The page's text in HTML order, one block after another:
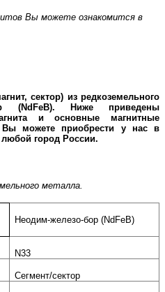
Вы можете ознакомится в
сектор) из редкоземельного
(NdFeB). Ниже приведены
и основные магнитные
Вы можете приобрести у нас в
любой город России.
металла.
Неодим-железо-бор (NdFeB)
N33
Сегмент/сектор